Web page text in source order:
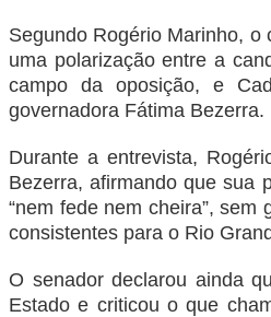
Segundo Rogério Marinho, o
uma polarização entre a
campo da oposição, e
governadora Fátima Bezerra.
Durante a entrevista,
Bezerra, afirmando que sua
“nem fede nem cheira”,
consistentes para o Rio
O senador declarou ainda
Estado e criticou o que